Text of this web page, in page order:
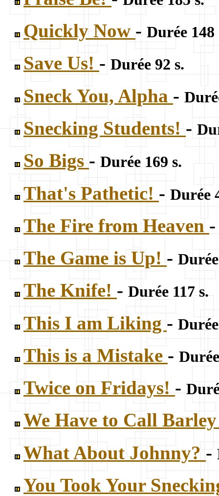
Quickly Now - Durée 148
Save Us! - Durée 92 s.
Sneck You, Alpha -
Snecking Students!-
So Bigs - Durée 169 s.
That's Pathetic! - Durée
The Fire from Heaven
The Game is Up! -
The Knife! - Durée 117 s.
This I am Liking -
This is a Mistake -
Twice on Fridays! -
We Have to Call
What About Johnny? -
You Took Your